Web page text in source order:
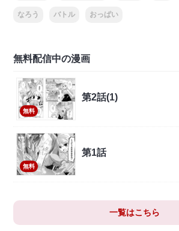
なろう バトル おっぱい
無料配信中の漫画
無料
第2話(1)
無料
第1話
一覧はこちら